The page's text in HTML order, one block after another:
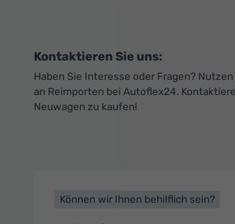
Kontaktieren Sie uns:
Haben Sie Interesse oder Fragen?
an Reimporten bei Autoflex24.
Neuwagen zu kaufen!
Können wir Ihnen behilflich sein?